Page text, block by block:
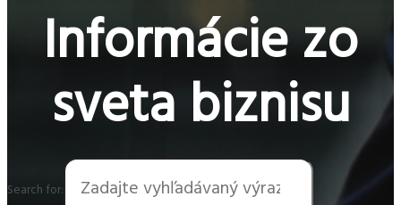
Informácie zo
sveta biznisu
Search for: